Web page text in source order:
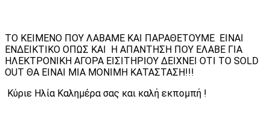
ΤΟ ΚΕΙΜΕΝΟ ΠΟΥ ΛΑΒΑΜΕ ΚΑΙ ΠΑΡΑΘΕΤΟΥΜΕ ΕΙΝΑΙ
ΕΝΔΕΙΚΤΙΚΟ ΟΠΩΣ ΚΑΙ Η ΑΠΑΝΤΗΣΗ ΠΟΥ ΕΛΑΒΕ ΓΙΑ
ΗΛΕΚΤΡΟΝΙΚΗ ΑΓΟΡΑ ΕΙΣΙΤΗΡΙΟΥ ΔΕΙΧΝΕΙ ΟΤΙ ΤΟ SOLD
OUT ΘΑ ΕΙΝΑΙ ΜΙΑ ΜΟΝΙΜΗ ΚΑΤΑΣΤΑΣΗ!!!
Κύριε Ηλία Καλημέρα σας και καλή εκπομπή !